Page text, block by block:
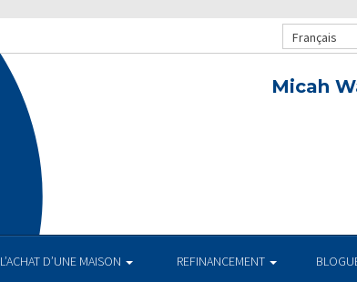
Français
Micah
L’ACHAT D’UNE MAISON REFINANCEMENT